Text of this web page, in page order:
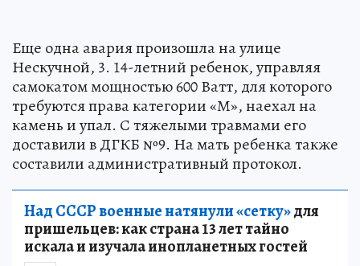
Еще одна авария произошла на улице
Нескучной, 3. 14-летний ребенок, управляя
самокатом мощностью 600 Ватт, для которого
требуются права категории «М», наехал на
камень и упал. С тяжелыми травмами его
доставили в ДГКБ №9. На мать ребенка также
составили административный протокол.
Над СССР военные натянули «сетку»для
пришельцев: как страна 13 лет тайно
искала и изучала инопланетных гостей